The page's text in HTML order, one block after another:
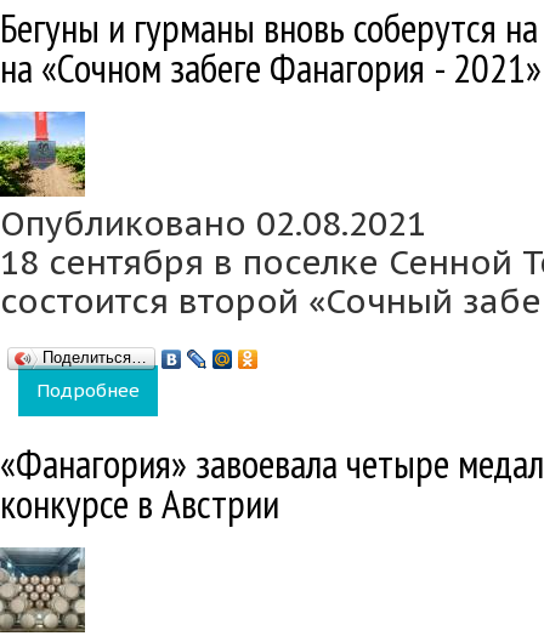
Бегуны и гурманы вновь соберутся
на «Сочном забеге Фанагория -
Опубликовано 02.08.2021
18 сентября в поселке Сенной
состоится второй «Сочный
Поделиться…
Подробнее
«Фанагория» завоевала четыре
конкурсе в Австрии